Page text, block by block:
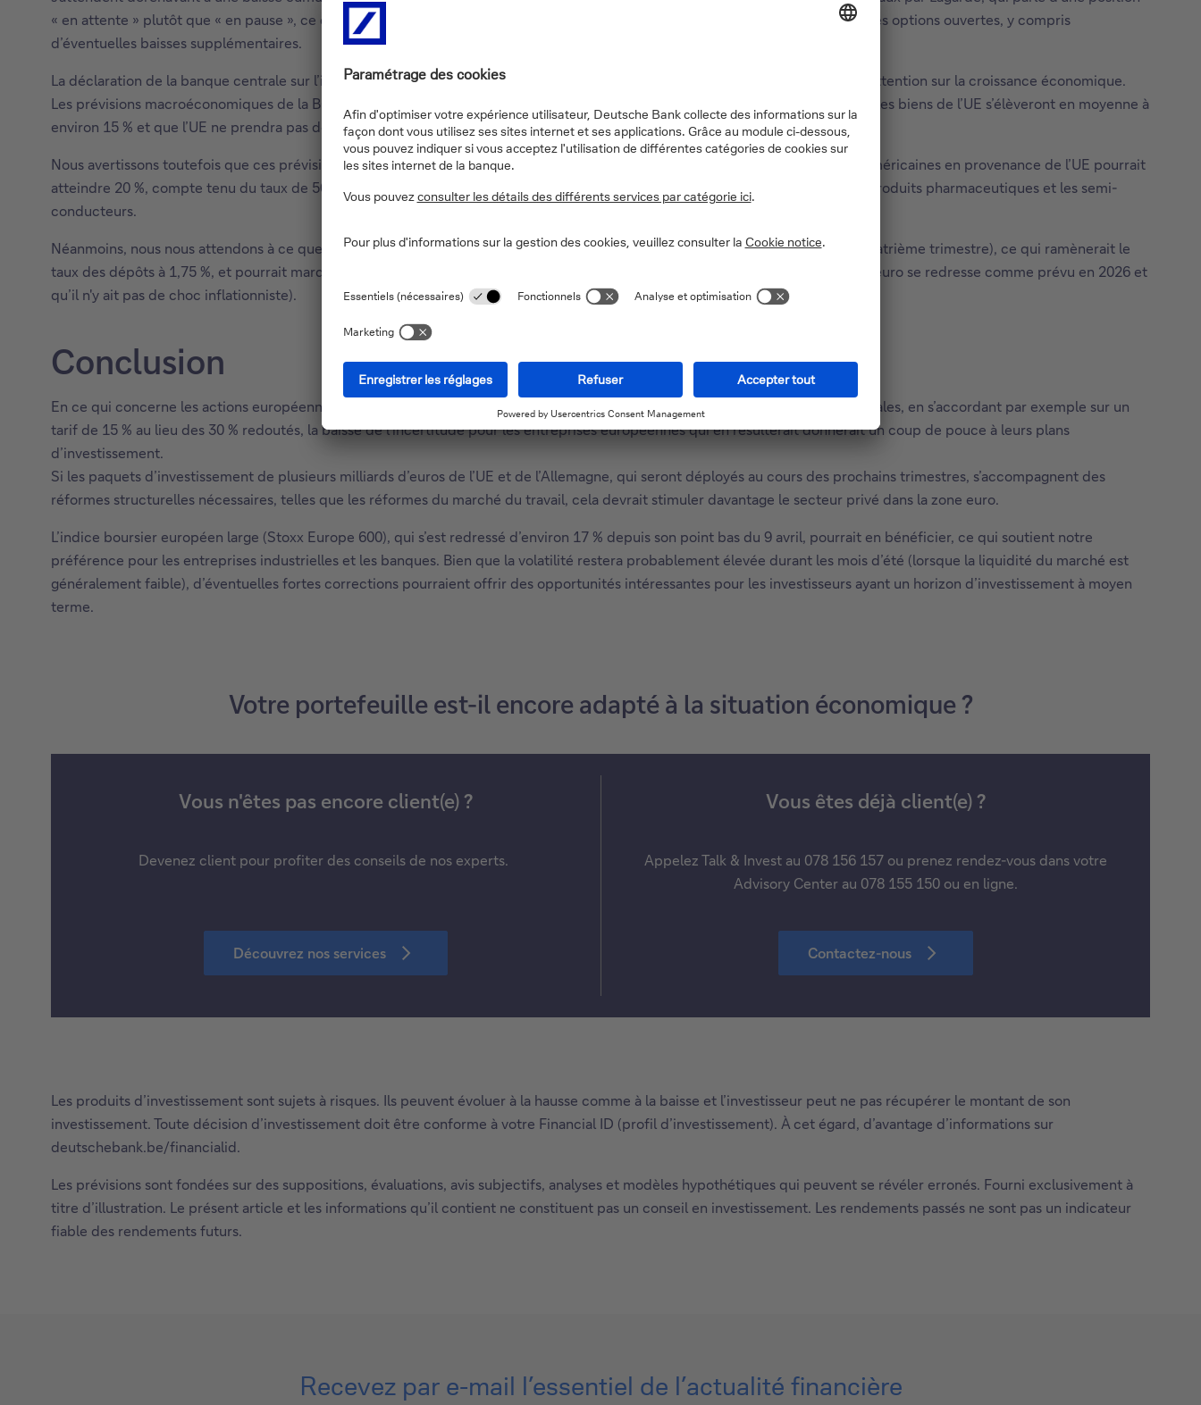
« en attente » plutôt que « en pause », ce qui signifie qu’une nouvelle baisse reste possible à l’avenir. La BCE garde donc toutes les options ouvertes, y compris
d’éventuelles baisses supplémentaires.
La déclaration de la banque centrale sur l’inflation suggère que cette dernière est globalement sous contrôle, ce qui recentre l’attention sur la croissance économique.
Les prévisions macroéconomiques de la BCE reposent en grande partie sur l’hypothèse que les droits de douane américains sur les biens de l’UE s’élèveront en moyenne à
environ 15 % et que l’UE ne prendra pas de mesures de représailles.
Nous avertissons toutefois que ces prévisions pourraient s’avérer trop optimistes, car le taux effectif final sur les importations américaines en provenance de l’UE pourrait
atteindre 20 %, compte tenu du taux de 50 % sur le cuivre et de la perspective de nouveaux taux sectoriels spécifiques sur les produits pharmaceutiques et les semi-
conducteurs.
Néanmoins, nous nous attendons à ce que la BCE procède à un nouvel abaissement de 25 points de base (éventuellement au quatrième trimestre), ce qui ramènerait le
taux des dépôts à 1,75 %, et pourrait marquer la fin du cycle d’assouplissement actuel (en supposant que l’économie de la zone euro se redresse comme prévu en 2026 et
qu’il n'y ait pas de choc inflationniste).
Conclusion
En ce qui concerne les actions européennes, si les États-Unis et l’UE parviennent à un accord dans leurs négociations commerciales, en s’accordant par exemple sur un
tarif de 15 % au lieu des 30 % redoutés, la baisse de l’incertitude pour les entreprises européennes qui en résulterait donnerait un coup de pouce à leurs plans
d’investissement.
Si les paquets d’investissement de plusieurs milliards d’euros de l’UE et de l’Allemagne, qui seront déployés au cours des prochains trimestres, s’accompagnent des
réformes structurelles nécessaires, telles que les réformes du marché du travail, cela devrait stimuler davantage le secteur privé dans la zone euro.
L’indice boursier européen large (Stoxx Europe 600), qui s’est redressé d’environ 17 % depuis son point bas du 9 avril, pourrait en bénéficier, ce qui soutient notre
préférence pour les entreprises industrielles et les banques. Bien que la volatilité restera probablement élevée durant les mois d’été (lorsque la liquidité du marché est
généralement faible), d’éventuelles fortes corrections pourraient offrir des opportunités intéressantes pour les investisseurs ayant un horizon d’investissement à moyen
terme.
Votre portefeuille est-il encore adapté à la situation économique ?
Vous n'êtes pas encore client(e) ?
Devenez client pour profiter des conseils de nos experts.
Découvrez nos services
D
r
e
z
Vous êtes déjà client(e) ?
Appelez Talk & Invest au 078 156 157 ou prenez rendez-vous dans votre
Advisory Center au 078 155 150 ou en ligne.
Contactez-nous
C
t
e
n
Les produits d’investissement sont sujets à risques. Ils peuvent évoluer à la hausse comme à la baisse et l’investisseur peut ne pas récupérer le montant de son
investissement. Toute décision d’investissement doit être conforme à votre Financial ID (profil d’investissement). À cet égard, d’avantage d’informations sur
deutschebank.be/financialid.
Les prévisions sont fondées sur des suppositions, évaluations, avis subjectifs, analyses et modèles hypothétiques qui peuvent se révéler erronés. Fourni exclusivement à
titre d’illustration. Le présent article et les informations qu’il contient ne constituent pas un conseil en investissement. Les rendements passés ne sont pas un indicateur
fiable des rendements futurs.
Recevez par e-mail l’essentiel de l’actualité financière